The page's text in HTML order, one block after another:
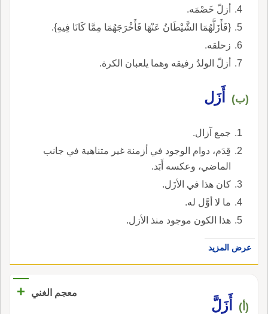
أزلّ خَصْمَه.
{فَأَزَلَّهُمَا الشَّيْطَانُ عَنْهَا فَأَخْرَجَهُمَا مِمَّا كَانَا فِيهِ}.
زحلقه.
أزلّ الولدُ رفيقه وهما يلعبان الكرة.
(ب) أَزَل
جمع آزال.
قِدَم، دوام الوجود في أزمنة غير متناهية في جانب
الماضي، وعكسه أَبَد.
كان هذا في الأزَل.
ما لا أوَّل له.
هذا الكون موجود منذ الأزل.
عرض المزيد
معجم الغني +
(أ) أَزَلَّ